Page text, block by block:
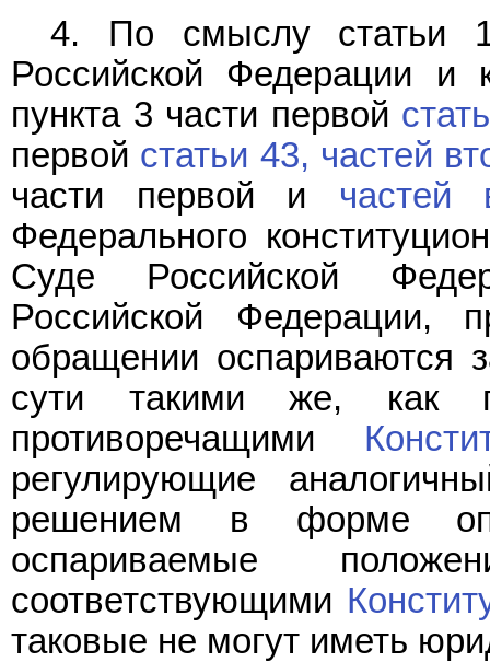
4. По смыслу статьи
Российской Федерации и
пункта 3 части первой
первой статьи 43, частей
части первой и частей
Федерального
Суде Российской
Российской
обращении оспариваются
сути такими же, как
противоречащими
регулирующие
решением в форме
оспариваемые
соответствующими
таковые не могут иметь